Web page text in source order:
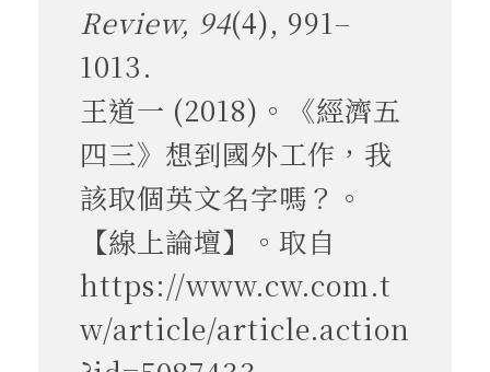
Review, 94(4), 991–
1013.
王道一 (2018)。《經濟五
四三》想到國外工作，我
該取個英文名字嗎？。
【線上論壇】。取自
https://www.cw.com.t
w/article/article.action